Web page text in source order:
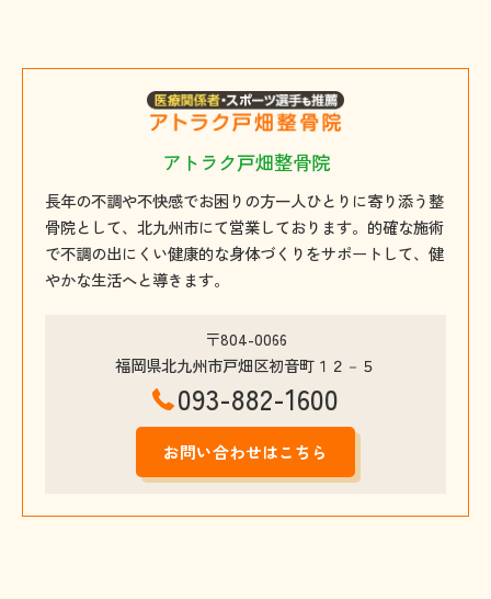
アトラク戸畑整骨院
長年の不調や不快感でお困りの方一人ひとりに寄り添う整
骨院として、北九州市にて営業しております。的確な施術
で不調の出にくい健康的な身体づくりをサポートして、健
やかな生活へと導きます。
〒804-0066
福岡県北九州市戸畑区初音町１２－５
093-882-1600
お問い合わせはこちら